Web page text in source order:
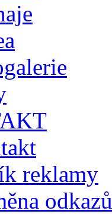
reklamy
odkazů